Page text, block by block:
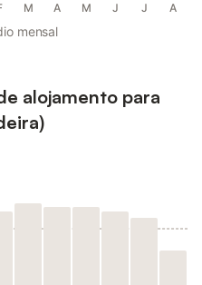
M A M J J A
mensal
alojamento para